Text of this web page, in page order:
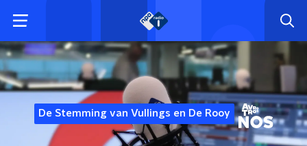
De Stemming van Vullings en De Rooy